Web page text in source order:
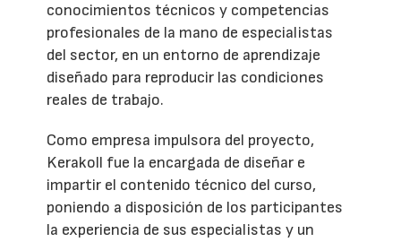
conocimientos técnicos y competencias
profesionales de la mano de especialistas
del sector, en un entorno de aprendizaje
diseñado para reproducir las condiciones
reales de trabajo.
Como empresa impulsora del proyecto,
Kerakoll fue la encargada de diseñar e
impartir el contenido técnico del curso,
poniendo a disposición de los participantes
la experiencia de sus especialistas y un